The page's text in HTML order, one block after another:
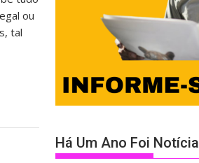
ou
tal
Há Um Ano Foi Notícia